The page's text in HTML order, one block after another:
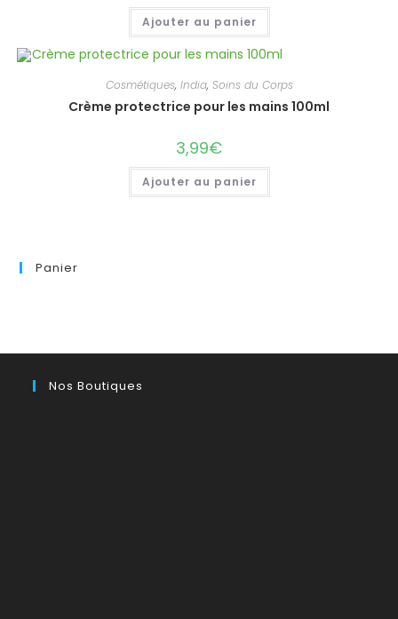
Ajouter au panier
Cosmétiques, India, Soins du Corps
Crème protectrice pour les mains 100ml
3,99€
Ajouter au panier
Panier
Nos Boutiques